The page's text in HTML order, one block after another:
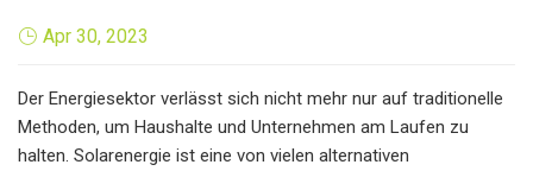
Apr 30, 2023
Der Energiesektor verlässt sich nicht mehr nur auf traditionelle
Methoden, um Haushalte und Unternehmen am Laufen zu
halten. Solarenergie ist eine von vielen alternativen